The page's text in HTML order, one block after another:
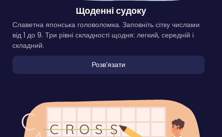
Щоденні судоку
Славетна японська головоломка. Заповніть сітку числами
від 1 до 9. Три рівні складності щодня: легкий, середній і
складний.
Розвʼязати